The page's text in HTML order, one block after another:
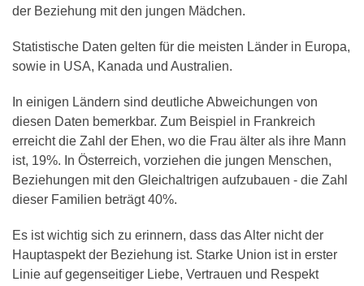
der Beziehung mit den jungen Mädchen.
Statistische Daten gelten für die meisten Länder in Europa,
sowie in USA, Kanada und Australien.
In einigen Ländern sind deutliche Abweichungen von
diesen Daten bemerkbar. Zum Beispiel in Frankreich
erreicht die Zahl der Ehen, wo die Frau älter als ihre Mann
ist, 19%. In Österreich, vorziehen die jungen Menschen,
Beziehungen mit den Gleichaltrigen aufzubauen - die Zahl
dieser Familien beträgt 40%.
Es ist wichtig sich zu erinnern, dass das Alter nicht der
Hauptaspekt der Beziehung ist. Starke Union ist in erster
Linie auf gegenseitiger Liebe, Vertrauen und Respekt